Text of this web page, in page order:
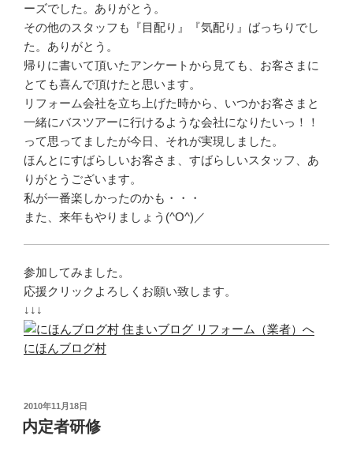
ーズでした。ありがとう。
その他のスタッフも『目配り』『気配り』ばっちりでし
た。ありがとう。
帰りに書いて頂いたアンケートから見ても、お客さまに
とても喜んで頂けたと思います。
リフォーム会社を立ち上げた時から、いつかお客さまと
一緒にバスツアーに行けるような会社になりたいっ！！
って思ってましたが今日、それが実現しました。
ほんとにすばらしいお客さま、すばらしいスタッフ、あ
りがとうございます。
私が一番楽しかったのかも・・・
また、来年もやりましょう(^O^)／
参加してみました。
応援クリックよろしくお願い致します。
↓↓↓
にほんブログ村
投
稿
日:
2010年11月18日
内定者研修